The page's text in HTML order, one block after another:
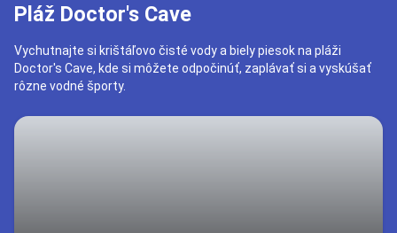
Pláž Doctor's Cave
Vychutnajte si krištáľovo čisté vody a biely piesok na pláži
Doctor's Cave, kde si môžete odpočinúť, zaplávať si a vyskúšať
rôzne vodné športy.